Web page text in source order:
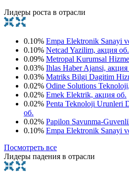
Лидеры роста в отрасли
0.10% Empa Elektronik Sanayi
0.10% Netcad Yazilim, акция об.
0.09% Metropal Kurumsal
0.03% Ihlas Haber Ajansi, акция
0.03% Matriks Bilgi Dagitim
0.02% Odine Solutions
0.02% Emek Elektrik, акция об.
0.02% Penta Teknoloji Urunleri
об.
0.02% Papilon Savunma-
0.10% Empa Elektronik Sanayi
Посмотреть все
Лидеры падения в отрасли